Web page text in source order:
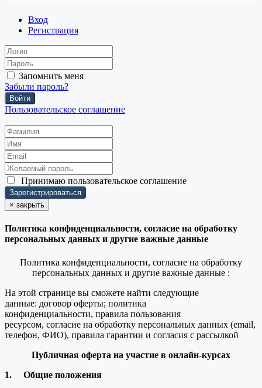
Вход
Регистрация
Запомнить меня
Забыли пароль?
Войти
Пользовательское соглашение
Принимаю пользовательское соглашение
× закрыть
Политика конфиденциальности, согласие на обработку
персональных данных и другие важные данные
Политика конфиденциальности, согласие на обработку
персональных данных и другие важные данные :
На этой странице вы сможете найти следующие
данные: договор оферты; политика
конфиденциальности, правила пользования
ресурсом, согласие на обработку персональных данных (email,
телефон, ФИО), правила гарантии и согласия с рассылкой
Публичная оферта на участие в онлайн-курсах
1. Общие положения